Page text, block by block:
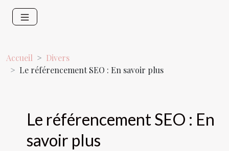
Accueil
Divers
Le référencement SEO : En savoir plus
Le référencement SEO : En
savoir plus